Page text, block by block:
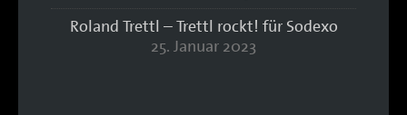
Roland Trettl – Trettl rockt! für Sodexo
25. Januar 2023